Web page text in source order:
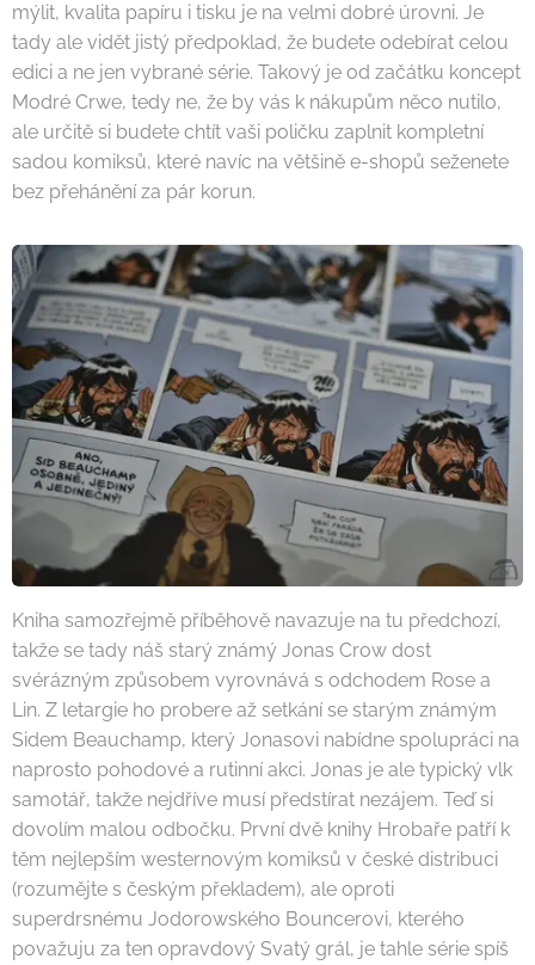
mýlit, kvalita papíru i tisku je na velmi dobré úrovni. Je
tady ale vidět jistý předpoklad, že budete odebírat celou
edici a ne jen vybrané série. Takový je od začátku koncept
Modré Crwe, tedy ne, že by vás k nákupům něco nutilo,
ale určitě si budete chtít vaši poličku zaplnit kompletní
sadou komiksů, které navíc na většině e-shopů seženete
bez přehánění za pár korun.
Kniha samozřejmě příběhově navazuje na tu předchozí,
takže se tady náš starý známý Jonas Crow dost
svérázným způsobem vyrovnává s odchodem Rose a
Lin. Z letargie ho probere až setkání se starým známým
Sidem Beauchamp, který Jonasovi nabídne spolupráci na
naprosto pohodové a rutinní akci. Jonas je ale typický vlk
samotář, takže nejdříve musí předstírat nezájem. Teď si
dovolím malou odbočku. První dvě knihy Hrobaře patří k
těm nejlepším westernovým komiksů v české distribuci
(rozumějte s českým překladem), ale oproti
superdrsnému Jodorowského Bouncerovi, kterého
považuju za ten opravdový Svatý grál, je tahle série spíš